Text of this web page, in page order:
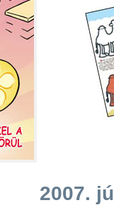
2007.